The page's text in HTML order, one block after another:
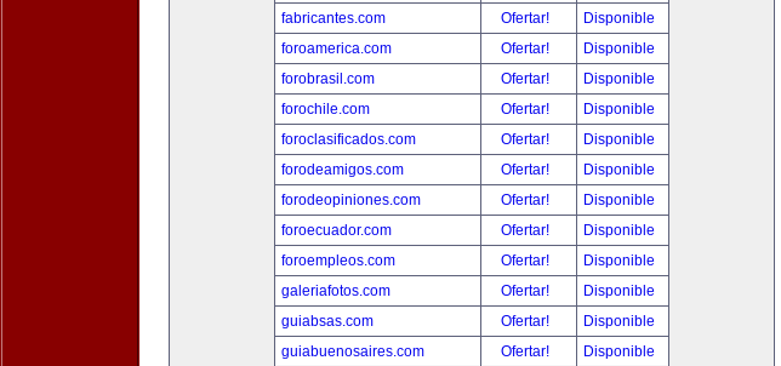
fabricantes.com
Ofertar!
Disponible
foroamerica.com
Ofertar!
Disponible
forobrasil.com
Ofertar!
Disponible
forochile.com
Ofertar!
Disponible
foroclasificados.com
Ofertar!
Disponible
forodeamigos.com
Ofertar!
Disponible
forodeopiniones.com
Ofertar!
Disponible
foroecuador.com
Ofertar!
Disponible
foroempleos.com
Ofertar!
Disponible
galeriafotos.com
Ofertar!
Disponible
guiabsas.com
Ofertar!
Disponible
guiabuenosaires.com
Ofertar!
Disponible